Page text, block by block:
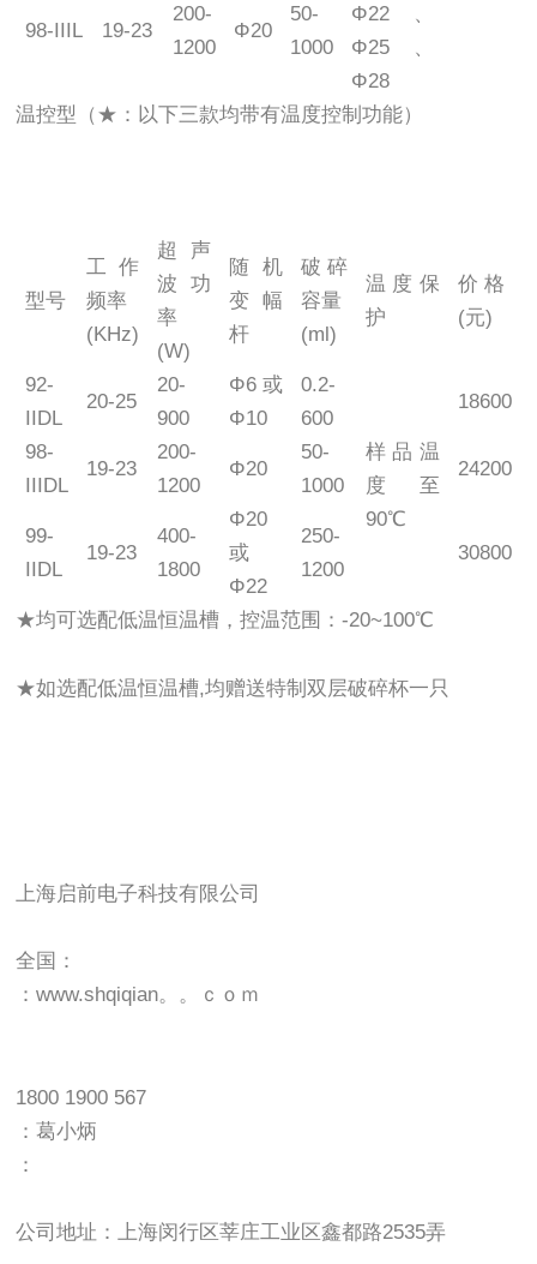
98-IIIL 19-23
200-
1200
Φ20
50-
1000
Φ22、
Φ25、
Φ28
温控型（★：以下三款均带有温度控制功能）
型号
工作
频率
(KHz)
超声
波功
率
(W)
随机
变幅
杆
破碎
容量
(ml)
温度保
护
价 格
(元)
92-
IIDL
20-25
20-
900
Φ6或
Φ10
0.2-
600
样品温
度至
90℃
18600
98-
IIIDL
19-23
200-
1200
Φ20
50-
1000
24200
99-
IIDL
19-23
400-
1800
Φ20
或
Φ22
250-
1200
30800
★均可选配低温恒温槽，控温范围：-20~100℃
★如选配低温恒温槽,均赠送特制双层破碎杯一只
上海启前电子科技有限公司
全国：
：www.shqiqian。。ｃｏｍ
1800 1900 567
：葛小炳
：
公司地址：上海闵行区莘庄工业区鑫都路2535弄